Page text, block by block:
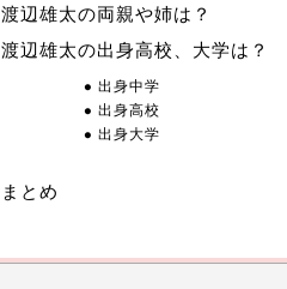
渡辺雄太の両親や姉は？
渡辺雄太の出身高校、大学は？
出身中学
出身高校
出身大学
まとめ